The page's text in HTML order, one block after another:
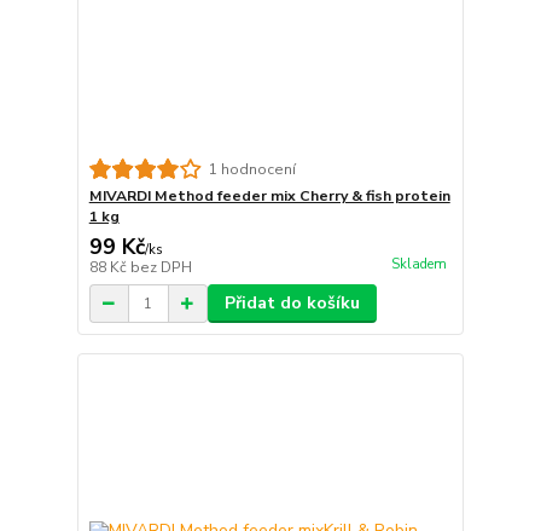
1 hodnocení
MIVARDI Method feeder mix Cherry & fish protein
1 kg
99 Kč/ks
88 Kč bez DPH Skladem
Přidat do košíku